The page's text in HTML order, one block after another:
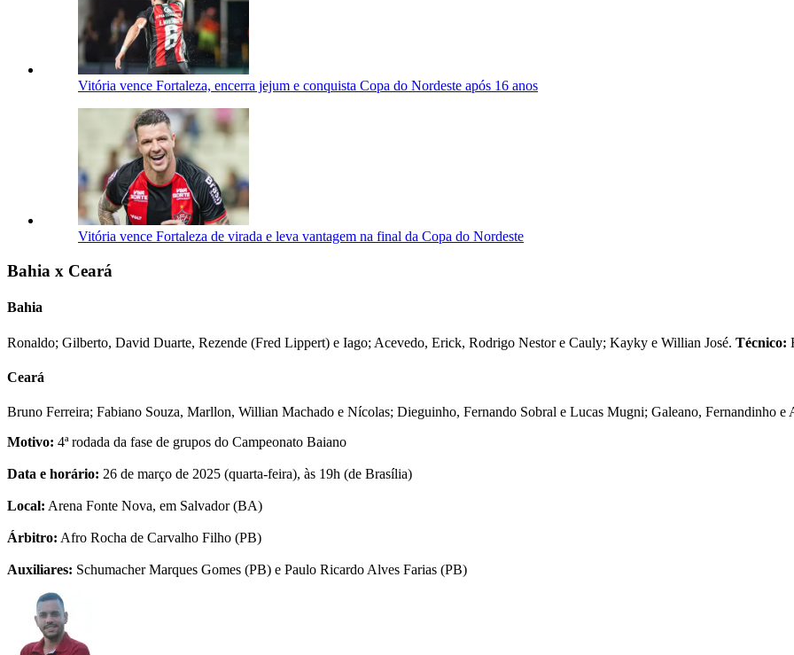
Vitória vence Fortaleza, encerra jejum e conquista Copa do Nordeste após 16 anos
Vitória vence Fortaleza de virada e leva vantagem na final da Copa do Nordeste
Bahia x Ceará
Bahia
Ronaldo; Gilberto, David Duarte, Rezende (Fred Lippert) e Iago; Acevedo, Erick, Rodrigo Nestor e Cauly; Kayky e Willian José. Técnico:
Ceará
Bruno Ferreira; Fabiano Souza, Marllon, Willian Machado e Nícolas; Dieguinho, Fernando Sobral e Lucas Mugni; Galeano, Fernandinho
Motivo: 4ª rodada da fase de grupos do Campeonato Baiano
Data e horário: 26 de março de 2025 (quarta-feira), às 19h (de Brasília)
Local: Arena Fonte Nova, em Salvador (BA)
Árbitro: Afro Rocha de Carvalho Filho (PB)
Auxiliares: Schumacher Marques Gomes (PB) e Paulo Ricardo Alves Farias (PB)